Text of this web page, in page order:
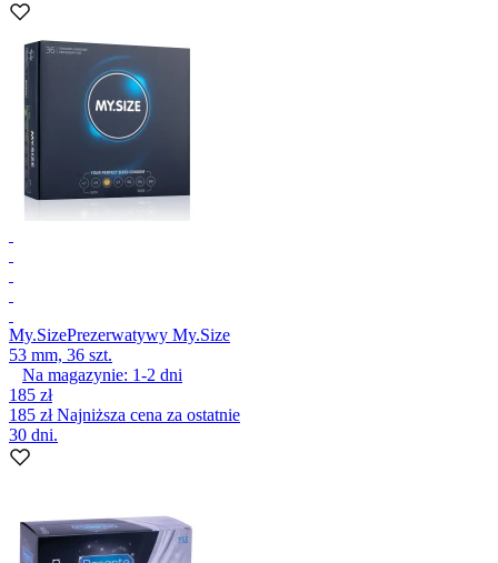
My.SizePrezerwatywy My.Size
53 mm, 36 szt.
Na magazynie: 1-2 dni
185 zł
185 złNajniższa cena za ostatnie
30 dni.